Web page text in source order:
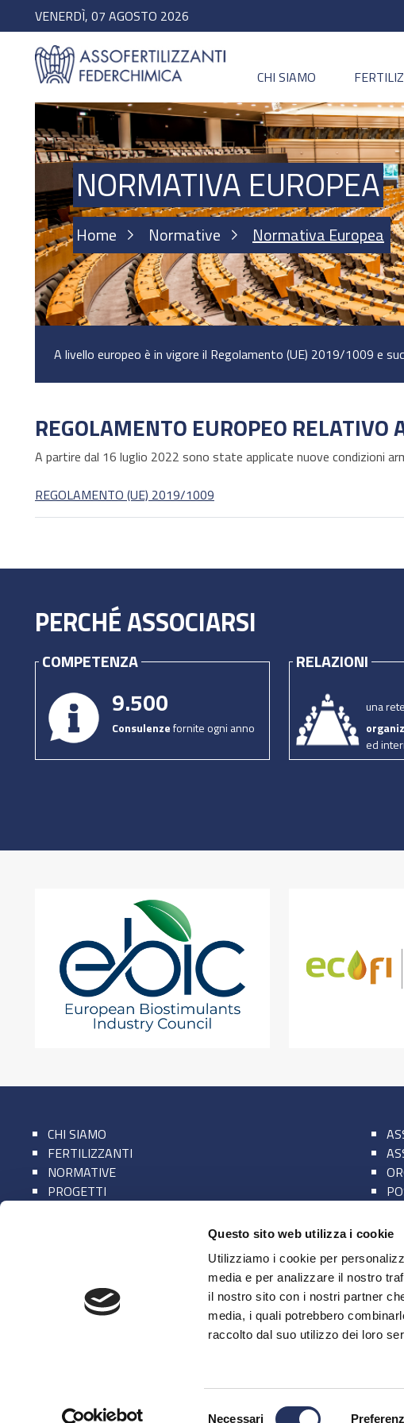
Questo sito web utilizza i cookie
Utilizziamo i cookie per
media e per analizzare il nostro
il nostro sito con i nostri partner
media, i quali potrebbero
raccolto dal suo utilizzo dei loro
Necessari
VENERDÌ, 07 AGOSTO 2026
CHI SIAMO
NORMATIVA EUROPEA
Home Normative Normativa Europea
A livello europeo è in vigore il Regolamento (UE) 2019/1009 e
REGOLAMENTO EUROPEO RELATIVO
A partire dal 16 luglio 2022 sono state applicate nuove condizioni
REGOLAMENTO (UE) 2019/1009
PERCHÉ ASSOCIARSI
COMPETENZA
9.500
Consulenzefornite ogni anno
RELAZIONI
una
ed
CHI SIAMO
FERTILIZZANTI
NORMATIVE
PROGETTI